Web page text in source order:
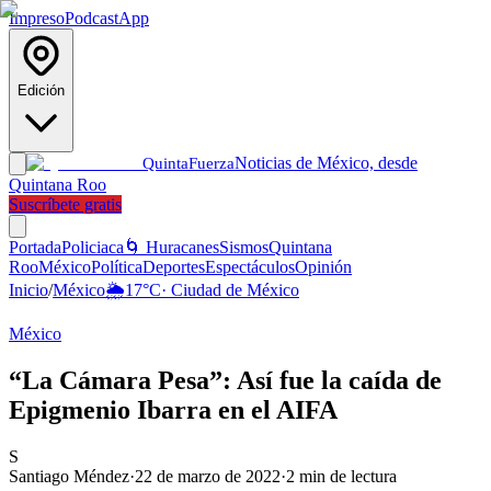
ImpresoPodcastApp
Edición
QuintaFuerzaNoticias de México, desde
Quintana Roo
Suscríbete gratis
PortadaPoliciaca 🌀 HuracanesSismosQuintana
RooMéxicoPolíticaDeportesEspectáculosOpinión
Inicio/México🌦️17°C· Ciudad de México
México
“La Cámara Pesa”: Así fue la caída de
Epigmenio Ibarra en el AIFA
S
Santiago Méndez·22 de marzo de 2022·2 min de lectura